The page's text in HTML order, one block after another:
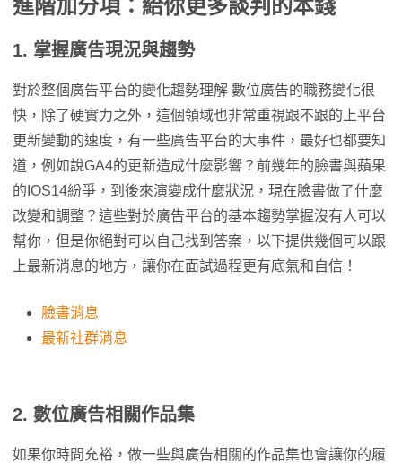
進階加分項：給你更多談判的本錢
1. 掌握廣告現況與趨勢
對於整個廣告平台的變化趨勢理解 數位廣告的職務變化很
快，除了硬實力之外，這個領域也非常重視跟不跟的上平台
更新變動的速度，有一些廣告平台的大事件，最好也都要知
道，例如說GA4的更新造成什麼影響？前幾年的臉書與蘋果
的IOS14紛爭，到後來演變成什麼狀況，現在臉書做了什麼
改變和調整？這些對於廣告平台的基本趨勢掌握沒有人可以
幫你，但是你絕對可以自己找到答案，以下提供幾個可以跟
上最新消息的地方，讓你在面試過程更有底氣和自信！
臉書消息
最新社群消息
2. 數位廣告相關作品集
如果你時間充裕，做一些與廣告相關的作品集也會讓你的履